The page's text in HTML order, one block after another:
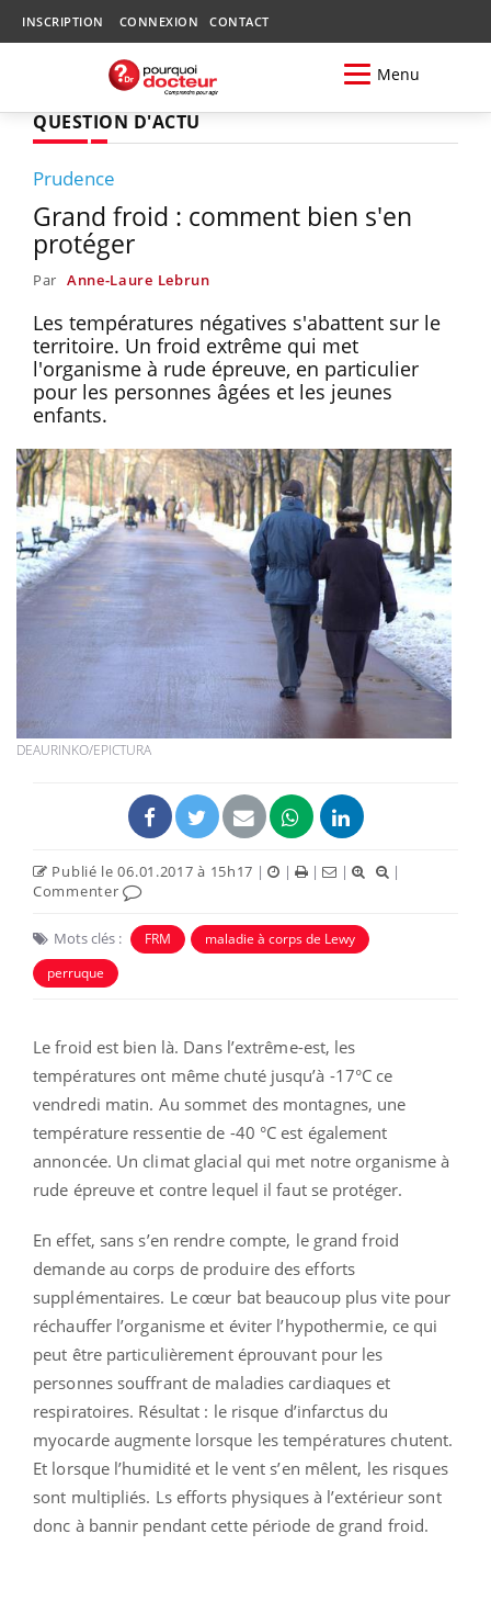
INSCRIPTION CONNEXION CONTACT
Menu
QUESTION D'ACTU
Prudence
Grand froid : comment bien s'en
protéger
Par Anne-Laure Lebrun
Les températures négatives s'abattent sur le
territoire. Un froid extrême qui met
l'organisme à rude épreuve, en particulier
pour les personnes âgées et les jeunes
enfants.
DEAURINKO/EPICTURA
Publié le 06.01.2017 à 15h17 | | | |
|
Commenter
Mots clés : FRM
maladie à corps de Lewy
perruque
Le froid est bien là. Dans l’extrême-est, les
températures ont même chuté jusqu’à -17°C ce
vendredi matin. Au sommet des montagnes, une
température ressentie de -40 °C est également
annoncée. Un climat glacial qui met notre organisme à
rude épreuve et contre lequel il faut se protéger.
En effet, sans s’en rendre compte, le grand froid
demande au corps de produire des efforts
supplémentaires. Le cœur bat beaucoup plus vite pour
réchauffer l’organisme et éviter l’hypothermie, ce qui
peut être particulièrement éprouvant pour les
personnes souffrant de maladies cardiaques et
respiratoires. Résultat : le risque d’infarctus du
myocarde augmente lorsque les températures chutent.
Et lorsque l’humidité et le vent s’en mêlent, les risques
sont multipliés. Ls efforts physiques à l’extérieur sont
donc à bannir pendant cette période de grand froid.